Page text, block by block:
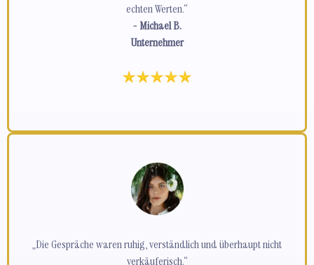
echten Werten.“
- Michael B.
Unternehmer
„Die Gespräche waren ruhig, verständlich und überhaupt nicht
verkäuferisch.“